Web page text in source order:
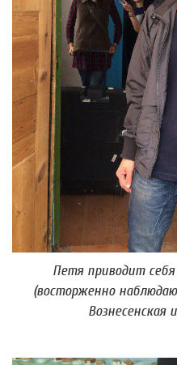
Петя приводит себя
(восторженно
Вознесенская